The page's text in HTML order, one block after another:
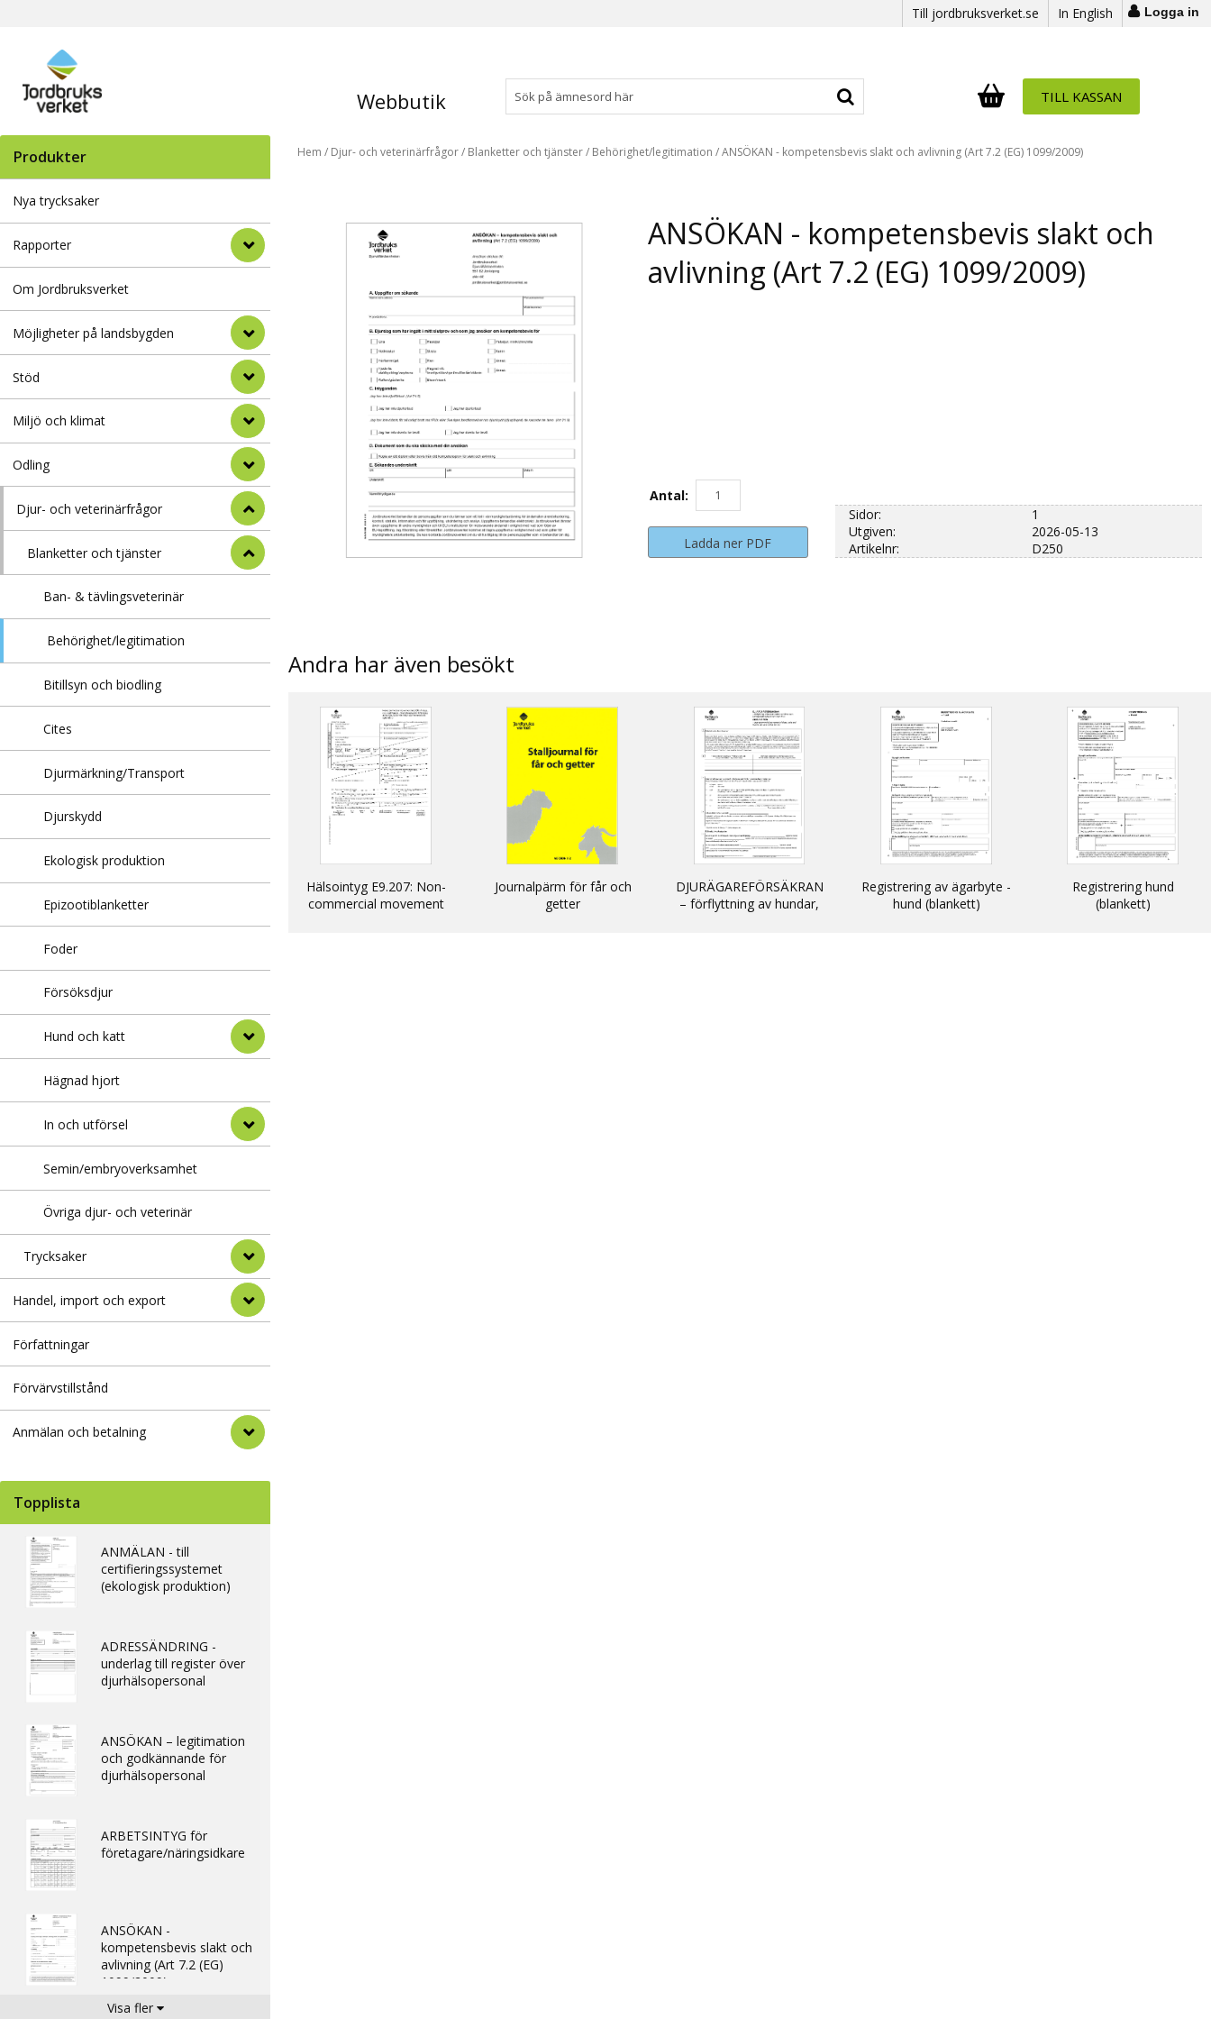
Till jordbruksverket.se In English Logga in
Webbutik Antal i varukorg:
. TILL KASSAN
Produkter
Nya trycksaker
Rapporter
Om Jordbruksverket
Möjligheter på landsbygden
Stöd
Miljö och klimat
Odling
Djur- och veterinärfrågor
Blanketter och tjänster
Ban- & tävlingsveterinär
Behörighet/legitimation
Bitillsyn och biodling
Cites
Djurmärkning/Transport
Djurskydd
Ekologisk produktion
Epizootiblanketter
Foder
Försöksdjur
Hund och katt
Hägnad hjort
In och utförsel
Semin/embryoverksamhet
Övriga djur- och veterinär
Trycksaker
Handel, import och export
Författningar
Förvärvstillstånd
Anmälan och betalning
Topplista
ANMÄLAN - till
certifieringssystemet
(ekologisk produktion)
ADRESSÄNDRING -
underlag till register över
djurhälsopersonal
ANSÖKAN – legitimation
och godkännande för
djurhälsopersonal
ARBETSINTYG för
företagare/näringsidkare
ANSÖKAN -
kompetensbevis slakt och
avlivning (Art 7.2 (EG)
1099/2009)
Visa fler
Hem / Djur- och veterinärfrågor/ Blanketter och tjänster/ Behörighet/legitimation /ANSÖKAN - kompetensbevis slakt och avlivning (Art 7.2 (EG) 1099/2009)
ANSÖKAN - kompetensbevis slakt och
avlivning (Art 7.2 (EG) 1099/2009)
Antal:
Ladda ner PDF
Sidor:
1
Utgiven:
2026-05-13
Artikelnr:
D250
Andra har även besökt
Hälsointyg E9.207: Non-
commercial movement
Journalpärm för får och
getter
DJURÄGAREFÖRSÄKRAN
– förflyttning av hundar,
Registrering av ägarbyte -
hund (blankett)
Registrering hund
(blankett)